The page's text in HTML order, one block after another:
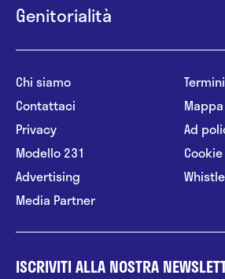
Genitorialità
Chi siamo
Contattaci
Privacy
Modello 231
Advertising
Media Partner
Ad
ISCRIVITI ALLA NOSTRA